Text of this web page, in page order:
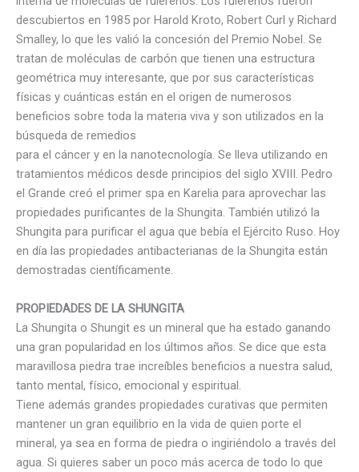
descubiertos en 1985 por Harold Kroto, Robert Curl y Richard
Smalley, lo que les valió la concesión del Premio Nobel. Se
tratan de moléculas de carbón que tienen una estructura
geométrica muy interesante, que por sus características
físicas y cuánticas están en el origen de numerosos
beneficios sobre toda la materia viva y son utilizados en la
búsqueda de remedios
para el cáncer y en la nanotecnología. Se lleva utilizando en
tratamientos médicos desde principios del siglo XVIII. Pedro
el Grande creó el primer spa en Karelia para aprovechar las
propiedades purificantes de la Shungita. También utilizó la
Shungita para purificar el agua que bebía el Ejército Ruso. Hoy
en día las propiedades antibacterianas de la Shungita están
demostradas científicamente.
PROPIEDADES DE LA SHUNGITA
La Shungita o Shungit es un mineral que ha estado ganando
una gran popularidad en los últimos años. Se dice que esta
maravillosa piedra trae increíbles beneficios a nuestra salud,
tanto mental, físico, emocional y espiritual.
Tiene además grandes propiedades curativas que permiten
mantener un gran equilibrio en la vida de quien porte el
mineral, ya sea en forma de piedra o ingiriéndolo a través del
agua. Si quieres saber un poco más acerca de todo lo que